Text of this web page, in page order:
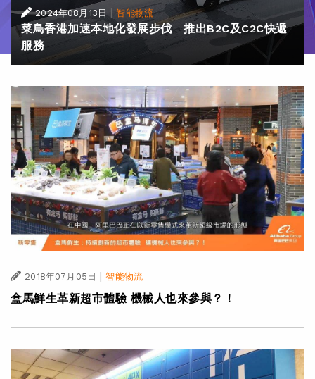
2024年08月13日 |智能物流
菜鳥香港加速本地化發展步伐 推出B2C及C2C快遞
服務
2018年07月05日 | 智能物流
盒馬鮮生革新超市體驗 機械人也來參與？！